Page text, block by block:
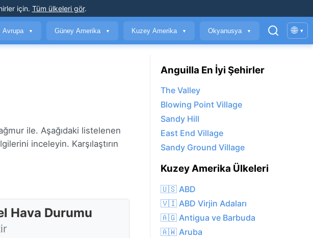
için. Tüm ülkeleri gör.
Avrupa ▼ Güney Amerika ▼ Kuzey Amerika ▼ Okyanusya ▼ 🌐 ▾
ile. Aşağıdaki listelenen
inceleyin. Karşılaştırın
Hava Durumu
Anguilla En İyi Şehirler
The Valley
Blowing Point Village
Sandy Hill
East End Village
Sandy Ground Village
Kuzey Amerika Ülkeleri
🇺🇸 ABD
🇻🇮 ABD Virjin Adaları
🇦🇬 Antigua ve Barbuda
🇦🇼 Aruba